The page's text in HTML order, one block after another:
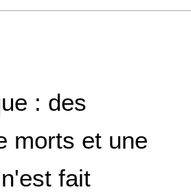
: des
morts et une
fait